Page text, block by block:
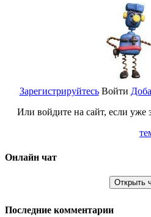
Зарегистрируйтесь
Или войдите на сайт, если уже
Войти
Онлайн чат
Открыть
Последние комментарии